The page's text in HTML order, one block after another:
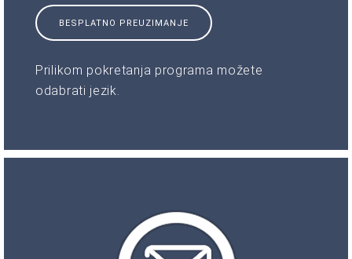
BESPLATNO PREUZIMANJE
Prilikom pokretanja programa možete
odabrati jezik.